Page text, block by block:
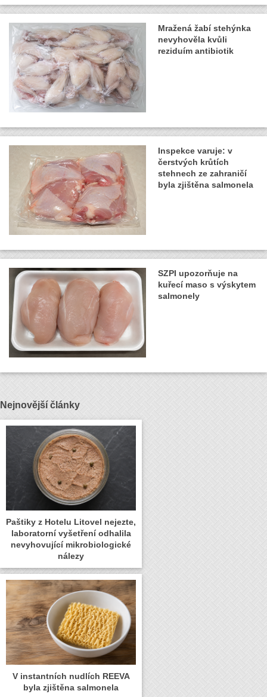
Mražená žabí stehýnka
nevyhověla kvůli
reziduím antibiotik
Inspekce varuje: v
čerstvých krůtích
stehnech ze zahraničí
byla zjištěna salmonela
SZPI upozorňuje na
kuřecí maso s výskytem
salmonely
Nejnovější články
Paštiky z Hotelu Litovel nejezte,
laboratorní vyšetření odhalila
nevyhovující mikrobiologické
nálezy
V instantních nudlích REEVA
byla zjištěna salmonela